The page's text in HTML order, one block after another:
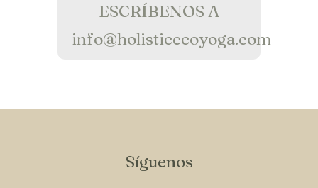
ESCRÍBENOS A
info@holisticecoyoga.com
Síguenos